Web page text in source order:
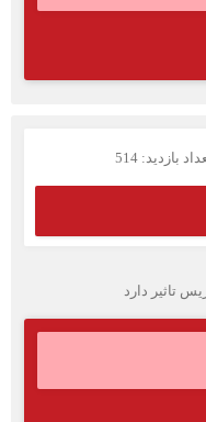
بازدید: 514
تاثیر دارد